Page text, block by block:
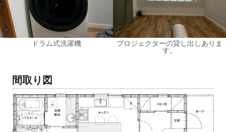
ドラム式洗濯機 プロジェクターの貸し出しありま
す。
間取り図